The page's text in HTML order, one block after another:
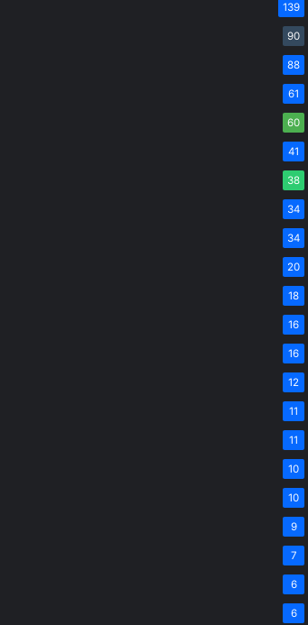
139
90
88
61
60
41
38
34
34
20
18
16
16
12
11
11
10
10
9
7
6
6